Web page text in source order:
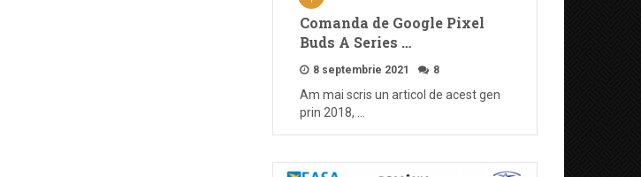
Comanda de Google Pixel
Buds A Series …
8 septembrie 2021 8
Am mai scris un articol de acest gen
prin 2018, …